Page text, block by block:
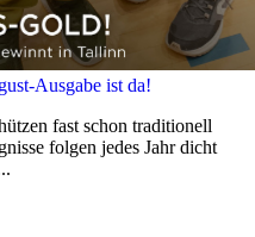
Ausgabe ist da!
fast schon traditionell
folgen jedes Jahr dicht